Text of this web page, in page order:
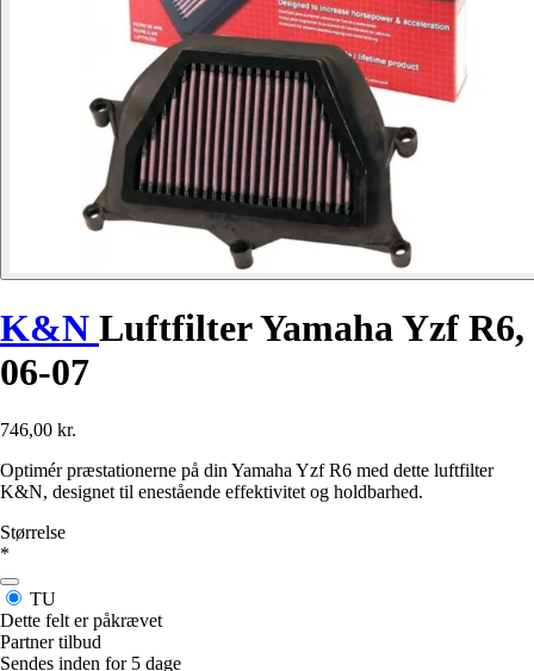
K&N Luftfilter Yamaha Yzf R6,
06-07
746,00 kr.
Optimér præstationerne på din Yamaha Yzf R6 med dette luftfilter
K&N, designet til enestående effektivitet og holdbarhed.
Størrelse
*
TU
Dette felt er påkrævet
Partner tilbud
Sendes inden for 5 dage